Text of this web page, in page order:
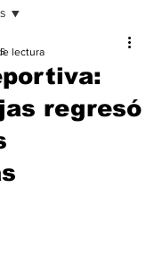
regresó
lectura